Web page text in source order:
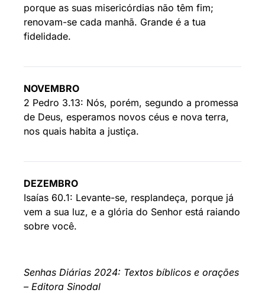
porque as suas misericórdias não têm fim;
renovam-se cada manhã. Grande é a tua
fidelidade.
NOVEMBRO
2 Pedro 3.13: Nós, porém, segundo a promessa
de Deus, esperamos novos céus e nova terra,
nos quais habita a justiça.
DEZEMBRO
Isaías 60.1: Levante-se, resplandeça, porque já
vem a sua luz, e a glória do Senhor está raiando
sobre você.
Senhas Diárias 2024: Textos bíblicos e orações
– Editora Sinodal